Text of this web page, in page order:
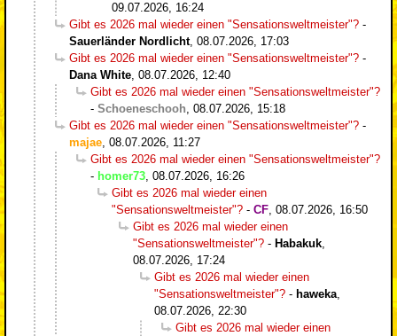
09.07.2026, 16:24
Gibt es 2026 mal wieder einen "Sensationsweltmeister"? -
Sauerländer Nordlicht, 08.07.2026, 17:03
Gibt es 2026 mal wieder einen "Sensationsweltmeister"? -
Dana White, 08.07.2026, 12:40
Gibt es 2026 mal wieder einen "Sensationsweltmeister"?
- Schoeneschooh, 08.07.2026, 15:18
Gibt es 2026 mal wieder einen "Sensationsweltmeister"? -
majae, 08.07.2026, 11:27
Gibt es 2026 mal wieder einen "Sensationsweltmeister"?
- homer73, 08.07.2026, 16:26
Gibt es 2026 mal wieder einen
"Sensationsweltmeister"? - CF, 08.07.2026, 16:50
Gibt es 2026 mal wieder einen
"Sensationsweltmeister"? - Habakuk,
08.07.2026, 17:24
Gibt es 2026 mal wieder einen
"Sensationsweltmeister"? - haweka,
08.07.2026, 22:30
Gibt es 2026 mal wieder einen